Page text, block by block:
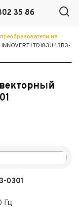
35 86
на
ITD183U43B3-
0301
Гц